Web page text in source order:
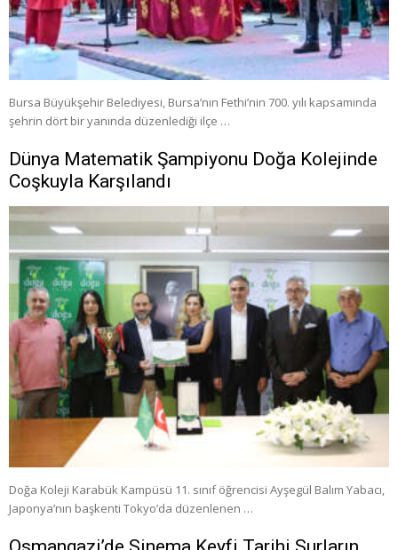
Bursa Büyükşehir Belediyesi, Bursa’nın Fethi’nin 700. yılı kapsamında
şehrin dört bir yanında düzenlediği ilçe …
Dünya Matematik Şampiyonu Doğa Kolejinde
Coşkuyla Karşılandı
Doğa Koleji Karabük Kampüsü 11. sınıf öğrencisi Ayşegül Balım Yabacı,
Japonya’nın başkenti Tokyo’da düzenlenen …